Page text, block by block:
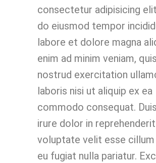
consectetur adipisicing
do eiusmod tempor
labore et dolore magna
enim ad minim veniam, quis
nostrud exercitation
laboris nisi ut aliquip ex ea
commodo consequat.
irure dolor in
voluptate velit esse
eu fugiat nulla pariatur.